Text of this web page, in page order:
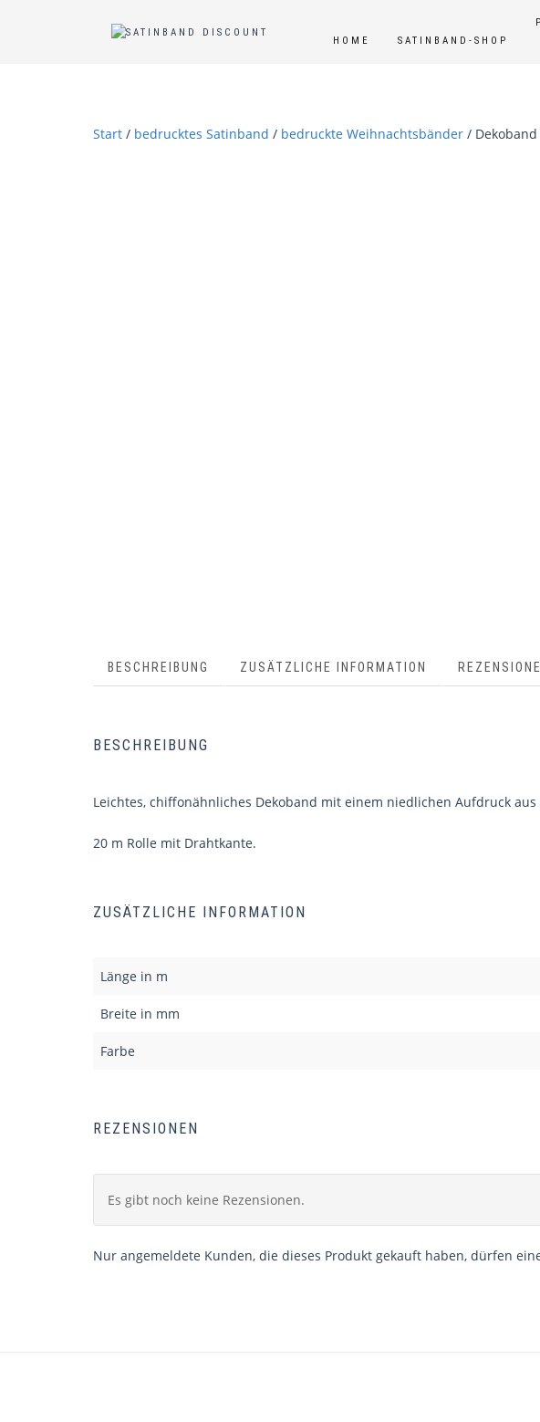
HOME SATINBAND-SHOP
Start / bedrucktes Satinband / bedruckte Weihnachtsbänder /
BESCHREIBUNG ZUSÄTZLICHE INFORMATION
BESCHREIBUNG
Leichtes, chiffonähnliches Dekoband mit einem niedlichen Aufdruck
20 m Rolle mit Drahtkante.
ZUSÄTZLICHE INFORMATION
Länge in m
Breite in mm
Farbe
REZENSIONEN
Es gibt noch keine Rezensionen.
Nur angemeldete Kunden, die dieses Produkt gekauft haben, dürfen